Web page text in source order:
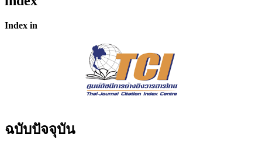
Index in
ฉบับปัจจุบัน